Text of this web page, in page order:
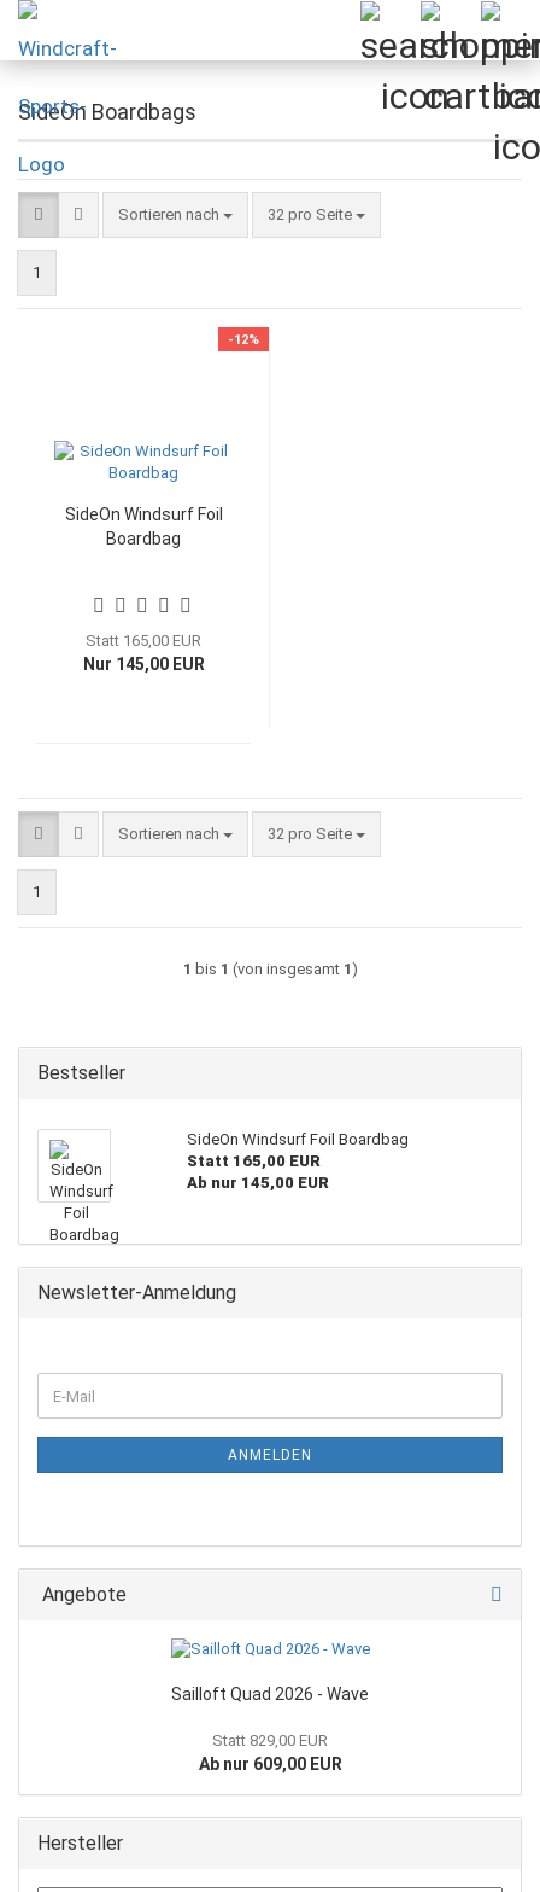
SideOn Boardbags
Sortieren nach
Sortieren nach 32 pro Seite
pro Seite
1
-12%
SideOn Windsurf Foil
Boardbag
Statt 165,00 EUR
Nur 145,00 EUR
Sortieren nach
Sortieren nach 32 pro Seite
pro Seite
1
1 bis 1 (von insgesamt 1)
Bestseller
SideOn Windsurf Foil Boardbag
Statt 165,00 EUR
Ab nur 145,00 EUR
Newsletter-Anmeldung
ZUR
E-
Mail
ANMELDEN
Angebote
Sailloft Quad 2026 - Wave
Statt 829,00 EUR
Ab nur 609,00 EUR
Hersteller